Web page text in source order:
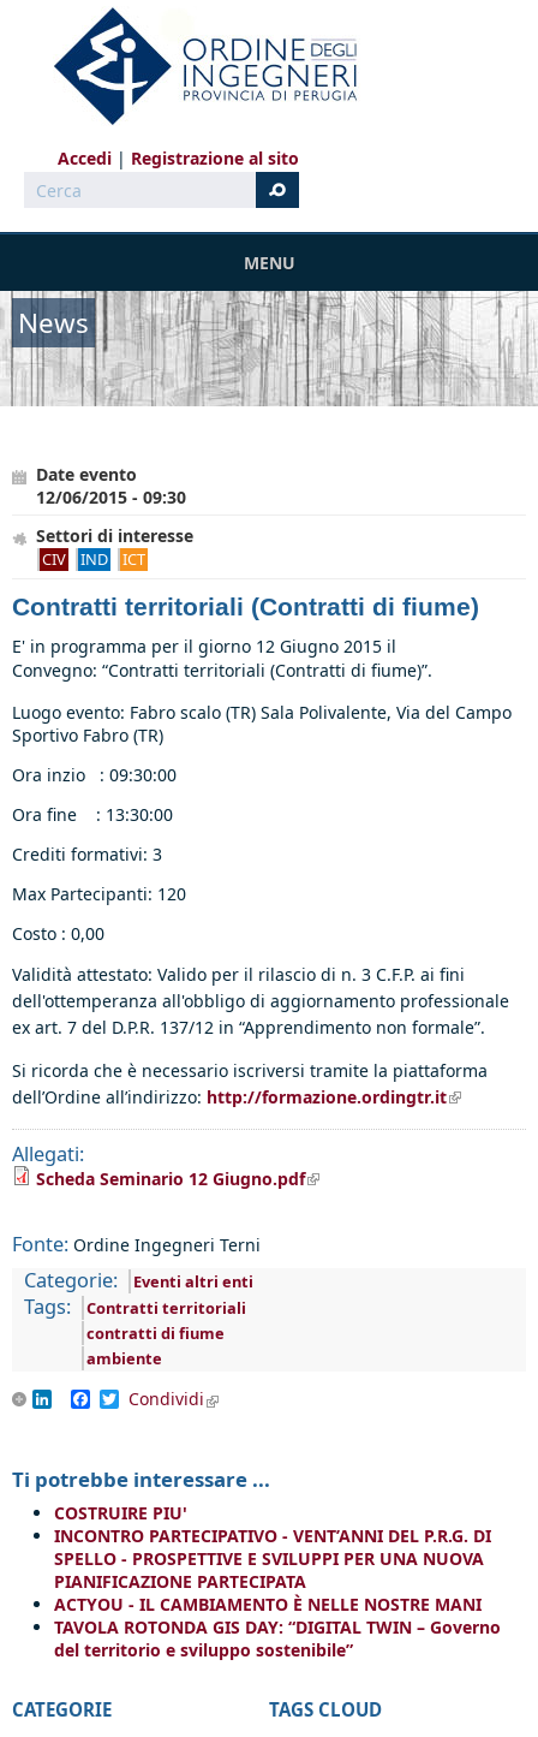
Salta al contenuto principale
Accedi
Registrazione al sito
Cerca
MENU
News
Date evento
12/06/2015 - 09:30
Settori di interesse
CIV IND ICT
Contratti territoriali (Contratti di fiume)
E' in programma per il giorno 12 Giugno 2015 il
Convegno: “Contratti territoriali (Contratti di fiume)”.
Luogo evento: Fabro scalo (TR) Sala Polivalente, Via del Campo
Sportivo Fabro (TR)
Ora inzio : 09:30:00
Ora fine : 13:30:00
Crediti formativi: 3
Max Partecipanti: 120
Costo : 0,00
Validità attestato: Valido per il rilascio di n. 3 C.F.P. ai fini
dell'ottemperanza all'obbligo di aggiornamento professionale
ex art. 7 del D.P.R. 137/12 in “Apprendimento non formale”.
Si ricorda che è necessario iscriversi tramite la piattaforma
dell’Ordine all’indirizzo: http://formazione.ordingtr.it(link is
external)
Allegati:
Scheda Seminario 12 Giugno.pdf(link is external)
Fonte: Ordine Ingegneri Terni
Categorie: Eventi altri enti
Tags:
Contratti territoriali
contratti di fiume
ambiente
LinkedInFacebook
Twitter
Condividi(link is external)
Ti potrebbe interessare ...
COSTRUIRE PIU'
INCONTRO PARTECIPATIVO - VENT’ANNI DEL P.R.G. DI
SPELLO - PROSPETTIVE E SVILUPPI PER UNA NUOVA
PIANIFICAZIONE PARTECIPATA
ACTYOU - IL CAMBIAMENTO È NELLE NOSTRE MANI
TAVOLA ROTONDA GIS DAY: “DIGITAL TWIN – Governo
del territorio e sviluppo sostenibile”
CATEGORIE TAGS CLOUD